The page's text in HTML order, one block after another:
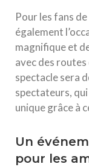
Pour les fans
également
magnifique et
avec des
spectacle sera
spectateurs,
unique grâce à
Un
pour les